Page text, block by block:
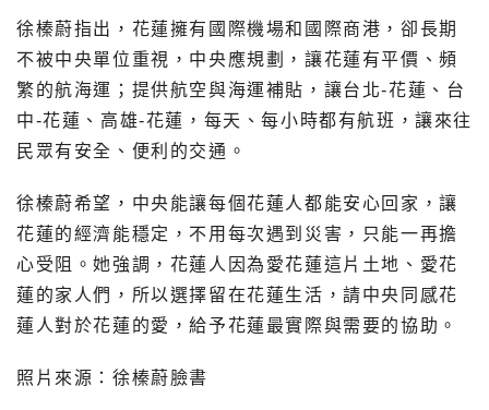
徐榛蔚指出，花蓮擁有國際機場和國際商港，卻長期
不被中央單位重視，中央應規劃，讓花蓮有平價、頻
繁的航海運；提供航空與海運補貼，讓台北-花蓮、台
中-花蓮、高雄-花蓮，每天、每小時都有航班，讓來往
民眾有安全、便利的交通。
徐榛蔚希望，中央能讓每個花蓮人都能安心回家，讓
花蓮的經濟能穩定，不用每次遇到災害，只能一再擔
心受阻。她強調，花蓮人因為愛花蓮這片土地、愛花
蓮的家人們，所以選擇留在花蓮生活，請中央同感花
蓮人對於花蓮的愛，給予花蓮最實際與需要的協助。
照片來源：徐榛蔚臉書